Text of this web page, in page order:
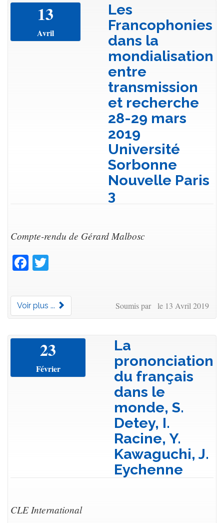
13
Avril
Les
Francophonies
dans la
mondialisation
entre
transmission
et recherche
28-29 mars
2019
Université
Sorbonne
Nouvelle Paris
3
Compte-rendu de Gérard Malbosc
Facebook
Voir plus ... Soumis par le 13 Avril 2019
23
Février
La
prononciation
du français
dans le
monde, S.
Detey, I.
Racine, Y.
Kawaguchi, J.
Eychenne
CLE International